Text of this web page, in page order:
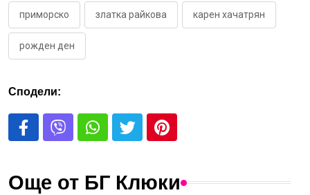
приморско златка райкова карен хачатрян
рожден ден
Сподели:
Още от БГ Клюки